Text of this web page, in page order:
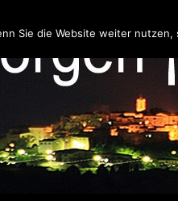
Sie die Website weiter